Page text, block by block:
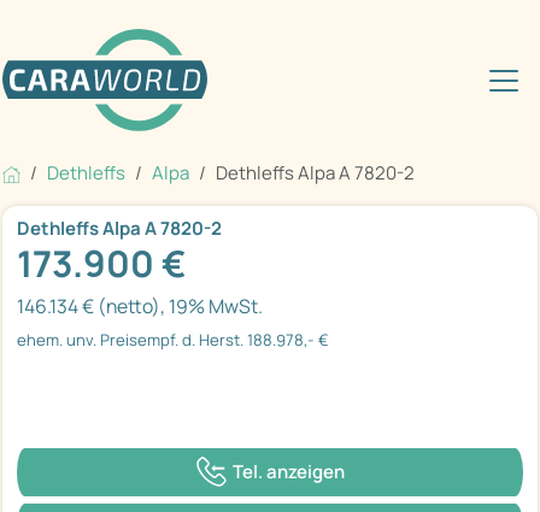
Dethleffs Alpa Dethleffs Alpa A 7820-2
Dethleffs Alpa A 7820-2
173.900 €
146.134 € (netto), 19% MwSt.
ehem. unv. Preisempf. d. Herst. 188.978,- €
Tel. anzeigen